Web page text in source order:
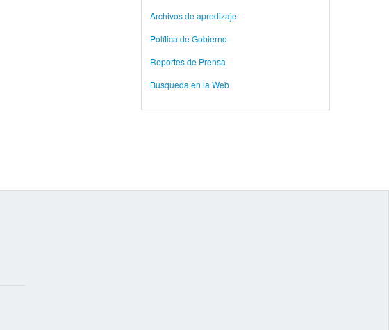
Archivos de apredizaje
Política de Gobierno
Reportes de Prensa
Busqueda en la Web